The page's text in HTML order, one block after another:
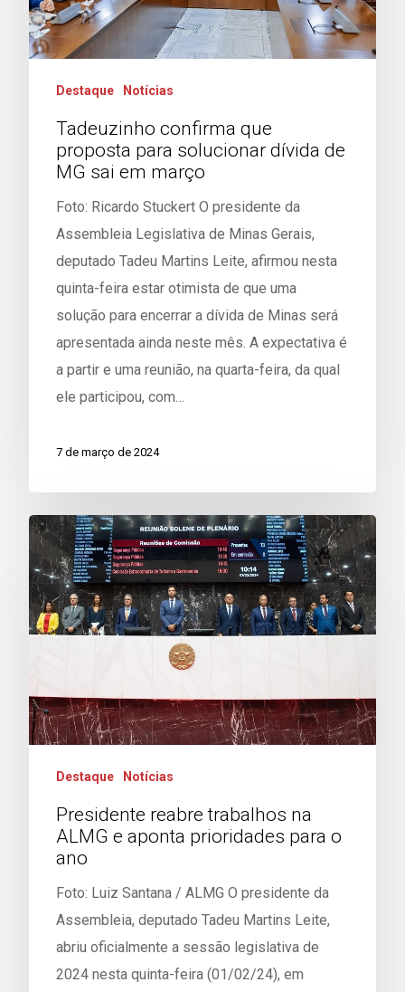
Destaque Notícias
Tadeuzinho confirma que
proposta para solucionar dívida de
MG sai em março
Foto: Ricardo Stuckert O presidente da
Assembleia Legislativa de Minas Gerais,
deputado Tadeu Martins Leite, afirmou nesta
quinta-feira estar otimista de que uma
solução para encerrar a dívida de Minas será
apresentada ainda neste mês. A expectativa é
a partir e uma reunião, na quarta-feira, da qual
ele participou, com…
7 de março de 2024
Destaque Notícias
Presidente reabre trabalhos na
ALMG e aponta prioridades para o
ano
Foto: Luiz Santana / ALMG O presidente da
Assembleia, deputado Tadeu Martins Leite,
abriu oficialmente a sessão legislativa de
2024 nesta quinta-feira (01/02/24), em